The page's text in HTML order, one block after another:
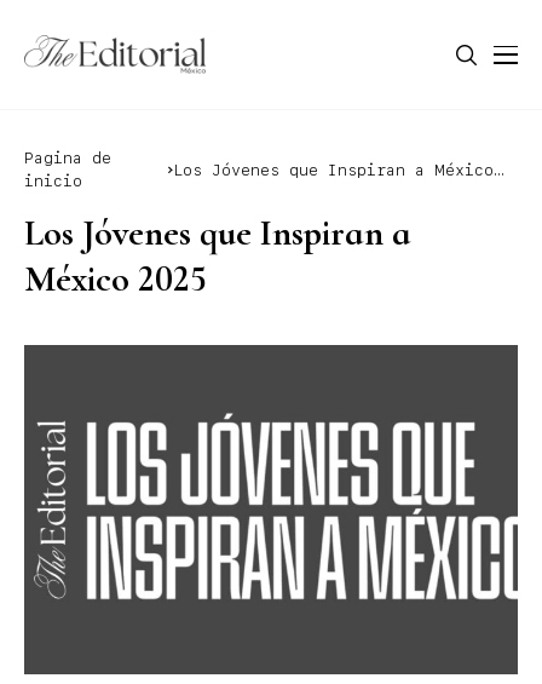
Pagina de
inicio
Los Jóvenes que Inspiran a México
Los Jóvenes que Inspiran a
México 2025